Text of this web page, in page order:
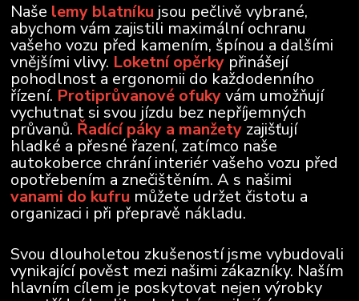
Naše lemy blatníku jsou pečlivě vybrané,
abychom vám zajistili maximální ochranu
vašeho vozu před kamením, špínou a dalšími
vnějšími vlivy. Loketní opěrky přinášejí
pohodlnost a ergonomii do každodenního
řízení. Protiprůvanové ofukyvám umožňují
vychutnat si svou jízdu bez nepříjemných
průvanů. Řadící páky a manžety zajišťují
hladké a přesné řazení, zatímco naše
autokoberce chrání interiér vašeho vozu před
opotřebením a znečištěním. A s našimi
vanami do kufru můžete udržet čistotu a
organizaci i při přepravě nákladu.
Svou dlouholetou zkušeností jsme vybudovali
vynikající pověst mezi našimi zákazníky. Naším
hlavním cílem je poskytovat nejen výrobky